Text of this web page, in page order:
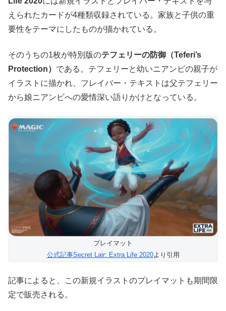
えられたカードが4種類収録されている。家族と子供の重
要性をテーマにしたものが描かれている。
そのうちの1枚が特別版のテフェリーの防御（Teferi’s
Protection） である。テフェリーと幼いニアンビの親子が
イラストに描かれ、フレイバー・テキストは父テフェリー
から娘ニアンビへの愛情深い語りかけとなっている。
プレイマット
公式記事Secret Lair: Extra Life 2020より引用
記事によると、この新規イラストのプレイマットも期間限
定で販売される。